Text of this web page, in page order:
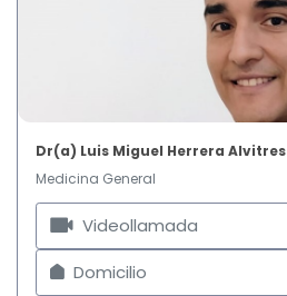
Dr(a) Luis Miguel Herrera Alvitres
Medicina General
Videollamada
Domicilio